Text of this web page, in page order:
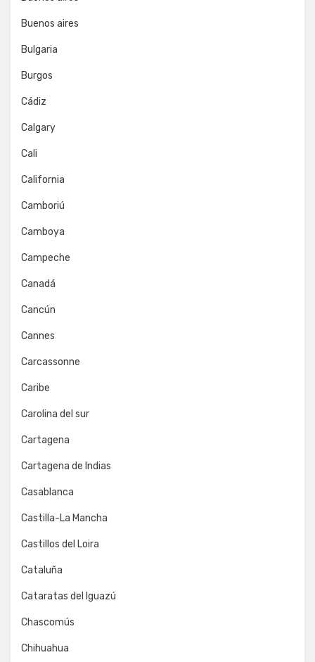
Buenos aires
Bulgaria
Burgos
Cádiz
Calgary
Cali
California
Camboriú
Camboya
Campeche
Canadá
Cancún
Cannes
Carcassonne
Caribe
Carolina del sur
Cartagena
Cartagena de Indias
Casablanca
Castilla-La Mancha
Castillos del Loira
Cataluña
Cataratas del Iguazú
Chascomús
Chihuahua